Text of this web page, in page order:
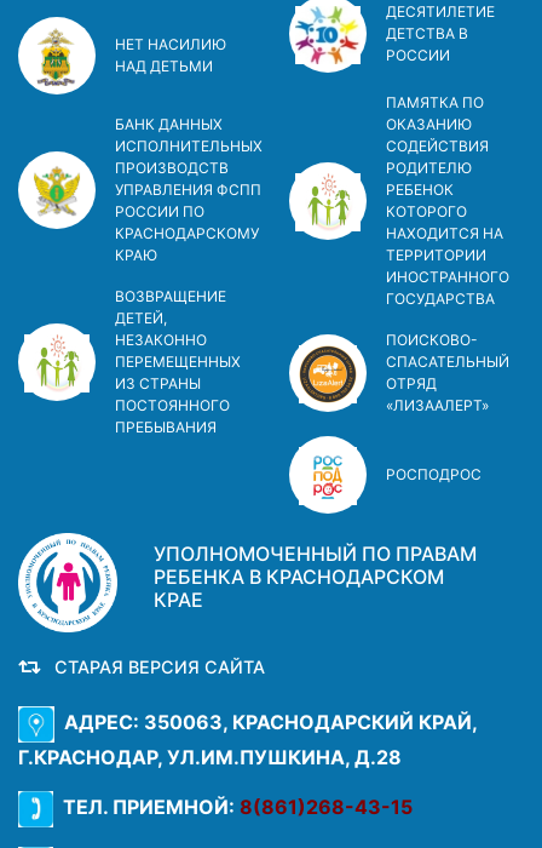
НЕТ НАСИЛИЮ
НАД ДЕТЬМИ
БАНК ДАННЫХ
ИСПОЛНИТЕЛЬНЫХ
ПРОИЗВОДСТВ
УПРАВЛЕНИЯ ФСПП
РОССИИ ПО
КРАСНОДАРСКОМУ
КРАЮ
ВОЗВРАЩЕНИЕ
ДЕТЕЙ,
НЕЗАКОННО
ПЕРЕМЕЩЕННЫХ
ИЗ СТРАНЫ
ПОСТОЯННОГО
ПРЕБЫВАНИЯ
ДЕСЯТИЛЕТИЕ
ДЕТСТВА В
РОСCИИ
ПАМЯТКА ПО
ОКАЗАНИЮ
СОДЕЙСТВИЯ
РОДИТЕЛЮ
РЕБЕНОК
КОТОРОГО
НАХОДИТСЯ НА
ТЕРРИТОРИИ
ИНОСТРАННОГО
ГОСУДАРСТВА
ПОИСКОВО-
СПАСАТЕЛЬНЫЙ
ОТРЯД
«ЛИЗААЛЕРТ»
РОСПОДРОС
УПОЛНОМОЧЕННЫЙ ПО ПРАВАМ
РЕБЕНКА В КРАСНОДАРСКОМ
КРАЕ
СТАРАЯ ВЕРСИЯ САЙТА
АДРЕС: 350063, КРАСНОДАРСКИЙ КРАЙ,
Г.КРАСНОДАР, УЛ.ИМ.ПУШКИНА, Д.28
ТЕЛ. ПРИЕМНОЙ: 8(861)268-43-15